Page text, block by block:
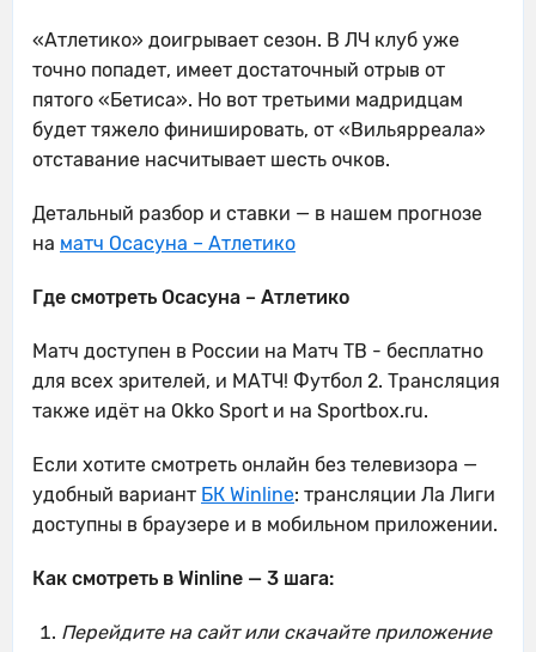
«Атлетико» доигрывает сезон. В ЛЧ клуб уже
точно попадет, имеет достаточный отрыв от
пятого «Бетиса». Но вот третьими мадридцам
будет тяжело финишировать, от «Вильярреала»
отставание насчитывает шесть очков.
Детальный разбор и ставки — в нашем прогнозе
на матч Осасуна – Атлетико
Где смотреть Осасуна – Атлетико
Матч доступен в России на Матч ТВ - бесплатно
для всех зрителей, и МАТЧ! Футбол 2. Трансляция
также идёт на Okko Sport и на Sportbox.ru.
Если хотите смотреть онлайн без телевизора —
удобный вариант БК Winline: трансляции Ла Лиги
доступны в браузере и в мобильном приложении.
Как смотреть в Winline — 3 шага:
Перейдите на сайт или скачайте приложение